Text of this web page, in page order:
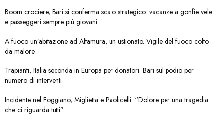
Boom crociere, Bari si conferma scalo strategico: vacanze a gonfie vele
e passeggeri sempre più giovani
A fuoco un’abitazione ad Altamura, un ustionato. Vigile del fuoco colto
da malore
Trapianti, Italia seconda in Europa per donatori. Bari sul podio per
numero di interventi
Incidente nel Foggiano, Miglietta e Paolicelli: “Dolore per una tragedia
che ci riguarda tutti”